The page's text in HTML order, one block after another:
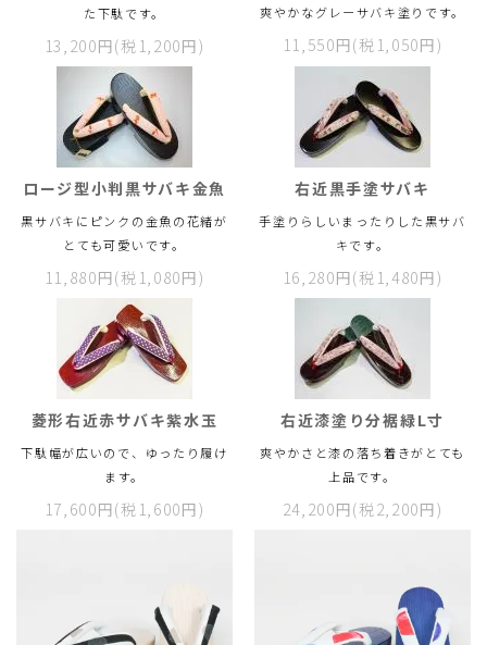
た下駄です。
13,200円(税1,200円)
爽やかなグレーサバキ塗りです。
11,550円(税1,050円)
ロージ型小判黒サバキ金魚
黒サバキにピンクの金魚の花緒が
とても可愛いです。
11,880円(税1,080円)
右近黒手塗サバキ
手塗りらしいまったりした黒サバ
キです。
16,280円(税1,480円)
菱形右近赤サバキ紫水玉
下駄幅が広いので、ゆったり履け
ます。
17,600円(税1,600円)
右近漆塗り分裾緑L寸
爽やかさと漆の落ち着きがとても
上品です。
24,200円(税2,200円)